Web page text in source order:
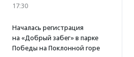
17:30
Началась регистрация
на «Добрый забег» в парке
Победы на Поклонной горе